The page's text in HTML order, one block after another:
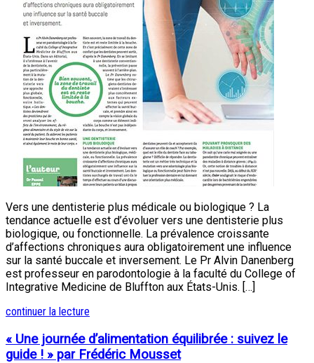
Vers une dentisterie plus médicale ou biologique ? La
tendance actuelle est d’évoluer vers une dentisterie plus
biologique, ou fonctionnelle. La prévalence croissante
d’affections chroniques aura obligatoirement une influence
sur la santé buccale et inversement. Le Pr Alvin Danenberg
est professeur en parodontologie à la faculté du College of
Integrative Medicine de Bluffton aux États-Unis. […]
continuer la lecture
« Une journée d’alimentation équilibrée : suivez le
guide ! » par Frédéric Mousset